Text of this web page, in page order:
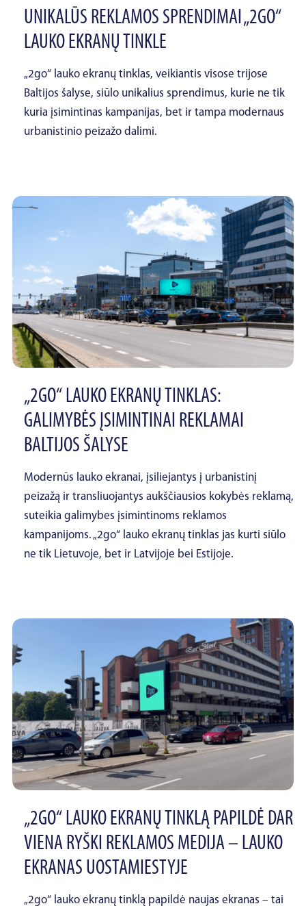
UNIKALŪS REKLAMOS SPRENDIMAI „2GO“
LAUKO EKRANŲ TINKLE
„2go“ lauko ekranų tinklas, veikiantis visose trijose
Baltijos šalyse, siūlo unikalius sprendimus, kurie ne tik
kuria įsimintinas kampanijas, bet ir tampa modernaus
urbanistinio peizažo dalimi.
„2GO“ LAUKO EKRANŲ TINKLAS:
GALIMYBĖS ĮSIMINTINAI REKLAMAI
BALTIJOS ŠALYSE
Modernūs lauko ekranai, įsiliejantys į urbanistinį
peizažą ir transliuojantys aukščiausios kokybės reklamą,
suteikia galimybes įsimintinoms reklamos
kampanijoms. „2go“ lauko ekranų tinklas jas kurti siūlo
ne tik Lietuvoje, bet ir Latvijoje bei Estijoje.
„2GO“ LAUKO EKRANŲ TINKLĄ PAPILDĖ DAR
VIENA RYŠKI REKLAMOS MEDIJA – LAUKO
EKRANAS UOSTAMIESTYJE
„2go“ lauko ekranų tinklą papildė naujas ekranas – tai